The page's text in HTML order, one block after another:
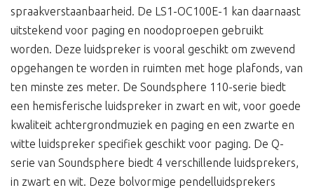
spraakverstaanbaarheid. De LS1-OC100E-1 kan daarnaast
uitstekend voor paging en noodoproepen gebruikt
worden. Deze luidspreker is vooral geschikt om zwevend
opgehangen te worden in ruimten met hoge plafonds, van
ten minste zes meter. De Soundsphere 110-serie biedt
een hemisferische luidspreker in zwart en wit, voor goede
kwaliteit achtergrondmuziek en paging en een zwarte en
witte luidspreker specifiek geschikt voor paging. De Q-
serie van Soundsphere biedt 4 verschillende luidsprekers,
in zwart en wit. Deze bolvormige pendelluidsprekers